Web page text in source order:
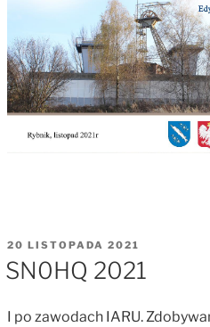
OPUBLIKOWANE
W
20 LISTOPADA 2021
SN0HQ 2021
I po zawodach IARU.